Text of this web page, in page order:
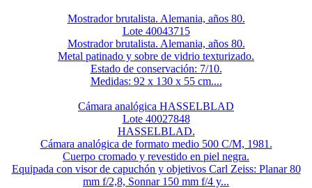
Mostrador brutalista. Alemania, años 80.
Lote 40043715
Mostrador brutalista. Alemania, años 80.
Metal patinado y sobre de vidrio texturizado.
Estado de conservación: 7/10.
Medidas: 92 x 130 x 55 cm....
Cámara analógica HASSELBLAD
Lote 40027848
HASSELBLAD.
Cámara analógica de formato medio 500 C/M, 1981.
Cuerpo cromado y revestido en piel negra.
Equipada con visor de capuchón y objetivos Carl Zeiss: Planar 80
mm f/2,8, Sonnar 150 mm f/4 y...